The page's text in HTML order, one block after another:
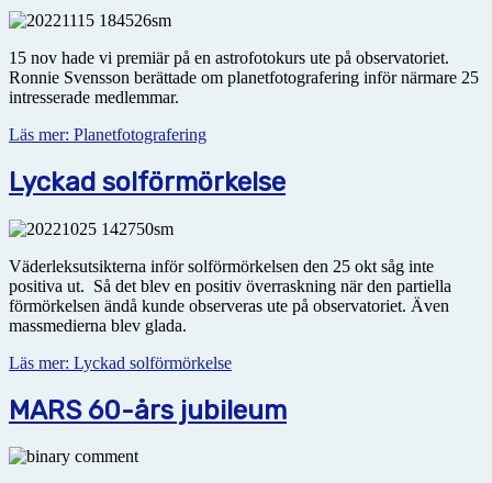
15 nov hade vi premiär på en astrofotokurs ute på observatoriet.
Ronnie Svensson berättade om planetfotografering inför närmare 25
intresserade medlemmar.
Läs mer: Planetfotografering
Lyckad solförmörkelse
Väderleksutsikterna inför solförmörkelsen den 25 okt såg inte
positiva ut. Så det blev en positiv över­raskning när den partiella
förmörkelsen ändå kunde observeras ute på observatoriet. Även
massmedierna blev glada.
Läs mer: Lyckad solförmörkelse
MARS 60-års jubileum